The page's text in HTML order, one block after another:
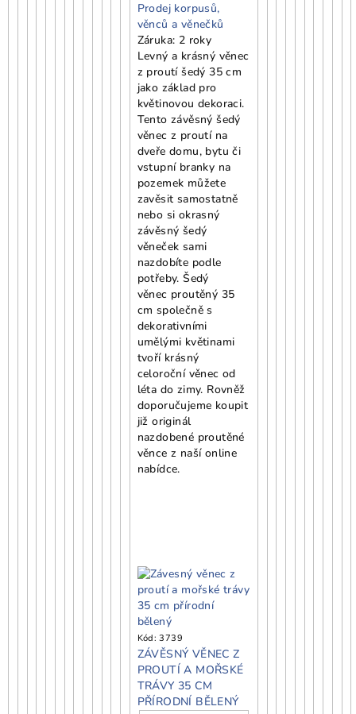
Prodej korpusů,
věnců a věnečků
Záruka: 2 roky
Levný a krásný věnec
z proutí šedý 35 cm
jako základ pro
květinovou dekoraci.
Tento závěsný šedý
věnec z proutí na
dveře domu, bytu či
vstupní branky na
pozemek můžete
zavěsit samostatně
nebo si okrasný
závěsný šedý
věneček sami
nazdobíte podle
potřeby. Šedý
věnec proutěný 35
cm společně s
dekorativními
umělými květinami
tvoří krásný
celoroční věnec od
léta do zimy. Rovněž
doporučujeme koupit
již originál
nazdobené proutěné
věnce z naší online
nabídce.
Kód: 3739
ZÁVĚSNÝ VĚNEC Z
PROUTÍ A MOŘSKÉ
TRÁVY 35 CM
PŘÍRODNÍ BĚLENÝ